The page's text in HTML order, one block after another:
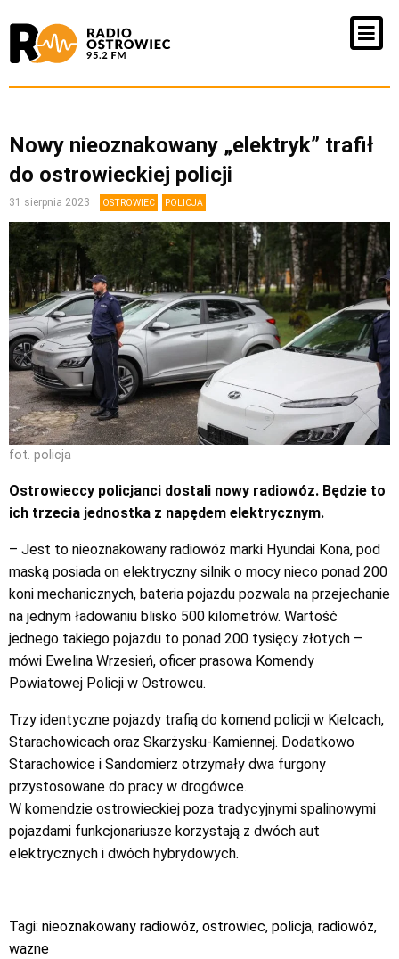
Nowy nieoznakowany „elektryk” trafił
do ostrowieckiej policji
31 sierpnia 2023 OSTROWIEC POLICJA
fot. policja
Ostrowieccy policjanci dostali nowy radiowóz. Będzie to
ich trzecia jednostka z napędem elektrycznym.
– Jest to nieoznakowany radiowóz marki Hyundai Kona, pod
maską posiada on elektryczny silnik o mocy nieco ponad 200
koni mechanicznych, bateria pojazdu pozwala na przejechanie
na jednym ładowaniu blisko 500 kilometrów. Wartość
jednego takiego pojazdu to ponad 200 tysięcy złotych –
mówi Ewelina Wrzesień, oficer prasowa Komendy
Powiatowej Policji w Ostrowcu.
Trzy identyczne pojazdy trafią do komend policji w Kielcach,
Starachowicach oraz Skarżysku-Kamiennej. Dodatkowo
Starachowice i Sandomierz otrzymały dwa furgony
przystosowane do pracy w drogówce.
W komendzie ostrowieckiej poza tradycyjnymi spalinowymi
pojazdami funkcjonariusze korzystają z dwóch aut
elektrycznych i dwóch hybrydowych.
Tagi: nieoznakowany radiowóz, ostrowiec, policja, radiowóz,
wazne